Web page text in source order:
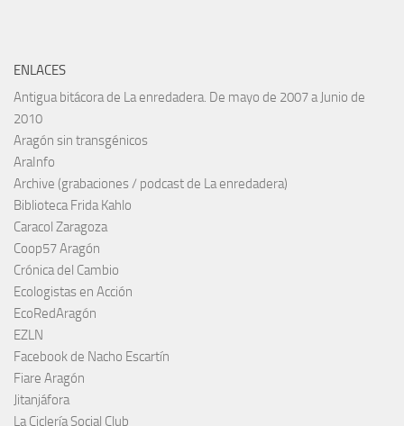
ENLACES
Antigua bitácora de La enredadera. De mayo de 2007 a Junio de
2010
Aragón sin transgénicos
AraInfo
Archive (grabaciones / podcast de La enredadera)
Biblioteca Frida Kahlo
Caracol Zaragoza
Coop57 Aragón
Crónica del Cambio
Ecologistas en Acción
EcoRedAragón
EZLN
Facebook de Nacho Escartín
Fiare Aragón
Jitanjáfora
La Ciclería Social Club